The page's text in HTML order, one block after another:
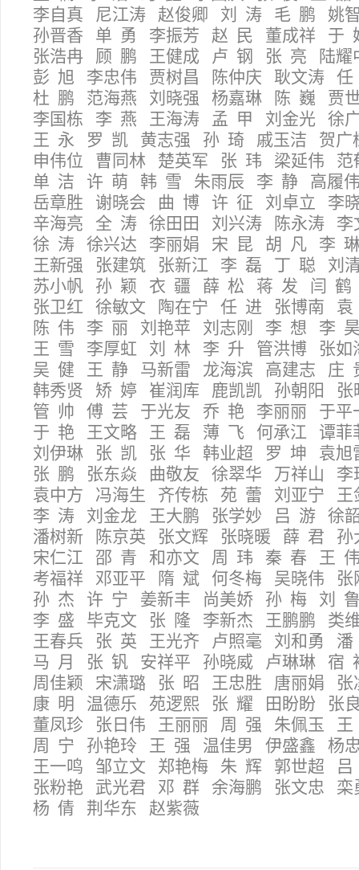
李自真 尼江涛 赵俊卿 刘 涛 毛 鹏 姚
孙晋香 单 勇 李振芳 赵 民 董成祥 于
张浩冉 顾 鹏 王健成 卢 钢 张 亮 陆耀
彭 旭 李忠伟 贾树昌 陈仲庆 耿文涛 任
杜 鹏 范海燕 刘晓强 杨嘉琳 陈 巍 贾
李国栋 李 燕 王海涛 孟 甲 刘金光 徐
王 永 罗 凯 黄志强 孙 琦 戚玉洁 贺广
申伟位 曹同林 楚英军 张 玮 梁延伟 范
单 洁 许 萌 韩 雪 朱雨辰 李 静 高履
岳章胜 谢晓会 曲 博 许 征 刘卓立 李
辛海亮 全 涛 徐田田 刘兴涛 陈永涛 李
徐 涛 徐兴达 李丽娟 宋 昆 胡 凡 李
王新强 张建筑 张新江 李 磊 丁 聪 刘
苏小帆 孙 颖 衣 疆 薛 松 蒋 发 闫 鹤
张卫红 徐敏文 陶在宁 任 进 张博南 袁
陈 伟 李 丽 刘艳苹 刘志刚 李 想 李
王 雪 李厚虹 刘 林 李 升 管洪博 张如
吴 健 王 静 马新雷 龙海滨 高建志 庄
韩秀贤 矫 婷 崔润库 鹿凯凯 孙朝阳 张
管 帅 傅 芸 于光友 乔 艳 李丽丽 于平
于 艳 王文略 王 磊 薄 飞 何承江 谭菲
刘伊琳 张 凯 张 华 韩业超 罗 坤 袁旭
张 鹏 张东焱 曲敬友 徐翠华 万祥山 李
袁中方 冯海生 齐传栋 苑 蕾 刘亚宁 王
李 涛 刘金龙 王大鹏 张学妙 吕 游 徐
潘树新 陈京英 张文辉 张晓暖 薛 君 孙
宋仁江 邵 青 和亦文 周 玮 秦 春 王
考福祥 邓亚平 隋 斌 何冬梅 吴晓伟 张
孙 杰 许 宁 姜新丰 尚美娇 孙 梅 刘
李 盛 毕克文 张 隆 李新杰 王鹏鹏 类
王春兵 张 英 王光齐 卢照毫 刘和勇 潘
马 月 张 钒 安祥平 孙晓威 卢琳琳 宿
周佳颖 宋潇璐 张 昭 王忠胜 唐丽娟 张
康 明 温德乐 苑逻熙 张 耀 田盼盼 张
董凤珍 张日伟 王丽丽 周 强 朱佩玉 王
周 宁 孙艳玲 王 强 温佳男 伊盛鑫 杨
王一鸣 邹立文 郑艳梅 朱 辉 郭世超 吕
张粉艳 武光君 邓 群 余海鹏 张文忠 栾
杨 倩 荆华东 赵紫薇